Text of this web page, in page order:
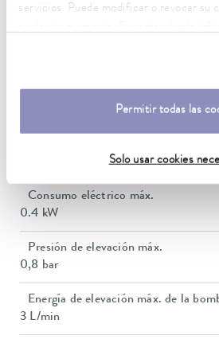
servicios. Puede modificar o revocar su
Permitir todas las
Solo usar cookies
261 x 368 x 312 mm
Nivel de intensidad acústica
Consumo eléctrico máx.
0.4 kW
Presión de elevación máx.
0,8 bar
Energía de elevación máx. de la
3 L/min